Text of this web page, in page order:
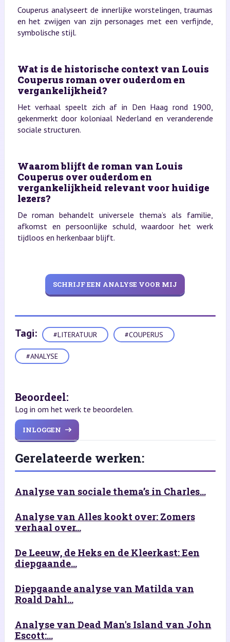
Couperus analyseert de innerlijke worstelingen, traumas
en het zwijgen van zijn personages met een verfijnde,
symbolische stijl.
Wat is de historische context van Louis
Couperus roman over ouderdom en
vergankelijkheid?
Het verhaal speelt zich af in Den Haag rond 1900,
gekenmerkt door koloniaal Nederland en veranderende
sociale structuren.
Waarom blijft de roman van Louis
Couperus over ouderdom en
vergankelijkheid relevant voor huidige
lezers?
De roman behandelt universele thema’s als familie,
afkomst en persoonlijke schuld, waardoor het werk
tijdloos en herkenbaar blijft.
SCHRIJF EEN ANALYSE VOOR MIJ
Tagi: #LITERATUUR #COUPERUS
#ANALYSE
Beoordeel:
Log in om het werk te beoordelen.
INLOGGEN
Gerelateerde werken:
Analyse van sociale thema’s in Charles...
Analyse van Alles kookt over: Zomers
verhaal over...
De Leeuw, de Heks en de Kleerkast: Een
diepgaande...
Diepgaande analyse van Matilda van
Roald Dahl...
Analyse van Dead Man's Island van John
Escott:...